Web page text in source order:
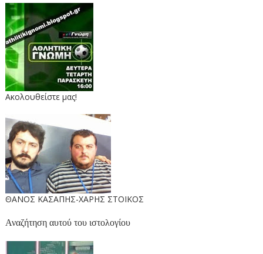
Ακολουθείστε μας!
ΘΑΝΟΣ ΚΑΣΑΠΗΣ-ΧΑΡΗΣ ΣΤΟΙΚΟΣ
Αναζήτηση αυτού του ιστολογίου